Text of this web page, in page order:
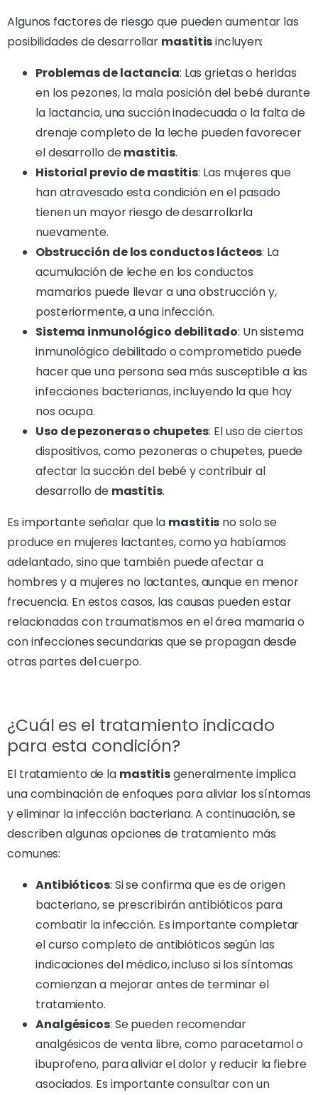
Algunos factores de riesgo que pueden aumentar las
posibilidades de desarrollar mastitisincluyen:
Problemas de lactancia: Las grietas o heridas
en los pezones, la mala posición del bebé durante
la lactancia, una succión inadecuada o la falta de
drenaje completo de la leche pueden favorecer
el desarrollo demastitis.
Historial previo de mastitis: Las mujeres que
han atravesado esta condición en el pasado
tienen un mayor riesgo de desarrollarla
nuevamente.
Obstrucción de los conductos lácteos: La
acumulación de leche en los conductos
mamarios puede llevar a una obstrucción y,
posteriormente, a una infección.
Sistema inmunológico debilitado: Un sistema
inmunológico debilitado o comprometido puede
hacer que una persona sea más susceptible a las
infecciones bacterianas, incluyendo la que hoy
nos ocupa.
Uso de pezoneras o chupetes: El uso de ciertos
dispositivos, como pezoneras o chupetes, puede
afectar la succión del bebé y contribuir al
desarrollo de mastitis.
Es importante señalar que la mastitis no solo se
produce en mujeres lactantes, como ya habíamos
adelantado, sino que también puede afectar a
hombres y a mujeres no lactantes, aunque en menor
frecuencia. En estos casos, las causas pueden estar
relacionadas con traumatismos en el área mamaria o
con infecciones secundarias que se propagan desde
otras partes del cuerpo.
¿Cuál es el tratamiento indicado
para esta condición?
El tratamiento de la mastitisgeneralmente implica
una combinación de enfoques para aliviar los síntomas
y eliminar la infección bacteriana. A continuación, se
describen algunas opciones de tratamiento más
comunes:
Antibióticos: Si se confirma que es de origen
bacteriano, se prescribirán antibióticos para
combatir la infección. Es importante completar
el curso completo de antibióticos según las
indicaciones del médico, incluso si los síntomas
comienzan a mejorar antes de terminar el
tratamiento.
Analgésicos: Se pueden recomendar
analgésicos de venta libre, como paracetamol o
ibuprofeno, para aliviar el dolor y reducir la fiebre
asociados. Es importante consultar con un